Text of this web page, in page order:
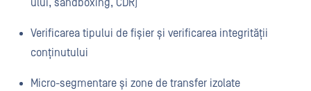
ului, sandboxing, CDR)
Verificarea tipului de fișier și verificarea integrității
conținutului
Micro-segmentare și zone de transfer izolate